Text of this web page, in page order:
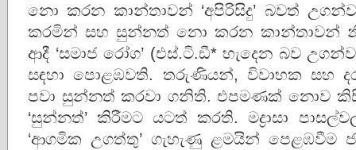
නො කරන කාන්තාවන් ‘අපිරිසිදු’ බවත්
කරමින් සහ සුන්නත් නො කරන කාන්තාවන්
ආදී ‘සමාජ රෝග’ (එස්.ටි.ඞී* හැදෙන බව
සඳහා පොළඹවති. තරුණියන්, විවාහක සහ
පවා සුන්නත් කරවා ගනිති. එපමණක් නොව
‘සුන්නත්’ කිරීමට යටත් කරති. මද්‍රාසා
‘ආගමික උගත්තු’ ගැහැණු ළමයින් පෙළඹවීම